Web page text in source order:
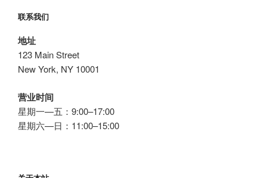
联系我们
地址
123 Main Street
New York, NY 10001
营业时间
星期一—五：9:00–17:00
星期六—日：11:00–15:00